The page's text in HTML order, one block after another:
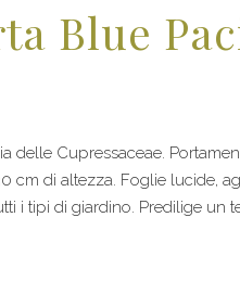
Blue
delle Cupressaceae.
cm di altezza. Foglie lucide,
i tipi di giardino. Predilige un